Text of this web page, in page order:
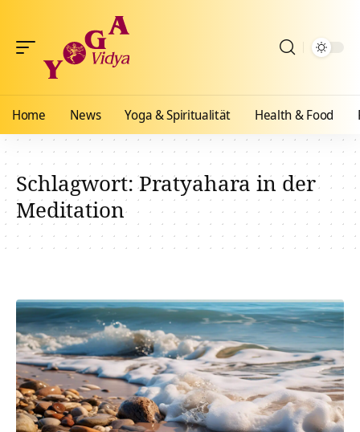
Home News Yoga & Spiritualität Health & Food
Schlagwort:Pratyahara in der
Meditation